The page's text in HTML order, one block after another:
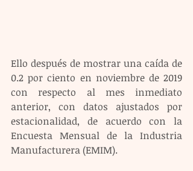
Ello después de mostrar una caída de
0.2 por ciento en noviembre de 2019
con respecto al mes inmediato
anterior, con datos ajustados por
estacionalidad, de acuerdo con la
Encuesta Mensual de la Industria
Manufacturera (EMIM).